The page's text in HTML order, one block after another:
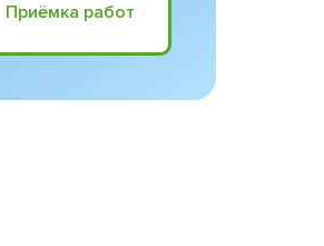
Приёмка работ